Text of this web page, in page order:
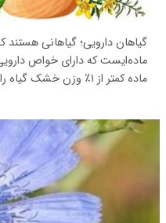
گیاهان دارویی؛ گیاهانی هستند
ماده‌ایست که دارای خواص
ماده کمتر از ۱٪ وزن خشک گیاه را تشکیل می‌دهد.